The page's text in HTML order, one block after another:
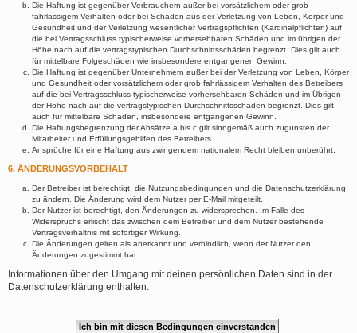
Die Haftung ist gegenüber Verbrauchern außer bei vorsätzlichem oder grob
fahrlässigem Verhalten oder bei Schäden aus der Verletzung von Leben, Körper und
Gesundheit und der Verletzung wesentlicher Vertragspflichten (Kardinalpflichten) auf
die bei Vertragsschluss typischerweise vorhersehbaren Schäden und im übrigen der
Höhe nach auf die vertragstypischen Durchschnittsschäden begrenzt. Dies gilt auch
für mittelbare Folgeschäden wie insbesondere entgangenen Gewinn.
Die Haftung ist gegenüber Unternehmern außer bei der Verletzung von Leben, Körper
und Gesundheit oder vorsätzlichem oder grob fahrlässigem Verhalten des Betreibers
auf die bei Vertragsschluss typischerweise vorhersehbaren Schäden und im Übrigen
der Höhe nach auf die vertragstypischen Durchschnittsschäden begrenzt. Dies gilt
auch für mittelbare Schäden, insbesondere entgangenen Gewinn.
Die Haftungsbegrenzung der Absätze a bis c gilt sinngemäß auch zugunsten der
Mitarbeiter und Erfüllungsgehilfen des Betreibers.
Ansprüche für eine Haftung aus zwingendem nationalem Recht bleiben unberührt.
6. ÄNDERUNGSVORBEHALT
Der Betreiber ist berechtigt, die Nutzungsbedingungen und die Datenschutzerklärung
zu ändern. Die Änderung wird dem Nutzer per E-Mail mitgeteilt.
Der Nutzer ist berechtigt, den Änderungen zu widersprechen. Im Falle des
Widerspruchs erlischt das zwischen dem Betreiber und dem Nutzer bestehende
Vertragsverhältnis mit sofortiger Wirkung.
Die Änderungen gelten als anerkannt und verbindlich, wenn der Nutzer den
Änderungen zugestimmt hat.
Informationen über den Umgang mit deinen persönlichen Daten sind in der
Datenschutzerklärung enthalten.